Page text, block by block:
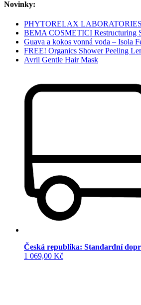
Novinky:
PHYTORELAX
BEMA COSMETICI Restructuring
Guava a kokos vonná voda – Isola
FREE! Organics Shower Peeling
Avril Gentle Hair Mask
Česká republika: Standardní
1 069,00 Kč